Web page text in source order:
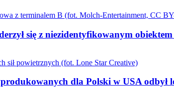
się z niezidentyfikowanym
dla Polski w USA odbył